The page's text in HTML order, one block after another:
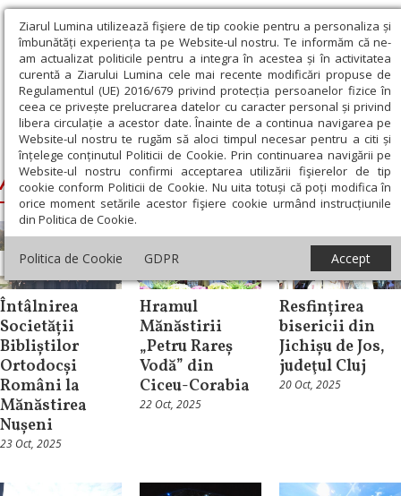
Ziarul Lumina utilizează fişiere de tip cookie pentru a personaliza și
îmbunătăți experiența ta pe Website-ul nostru. Te informăm că ne-
am actualizat politicile pentru a integra în acestea și în activitatea
curentă a Ziarului Lumina cele mai recente modificări propuse de
Regulamentul (UE) 2016/679 privind protecția persoanelor fizice în
ceea ce privește prelucrarea datelor cu caracter personal și privind
libera circulație a acestor date. Înainte de a continua navigarea pe
Website-ul nostru te rugăm să aloci timpul necesar pentru a citi și
înțelege conținutul Politicii de Cookie. Prin continuarea navigării pe
Website-ul nostru confirmi acceptarea utilizării fişierelor de tip
cookie conform Politicii de Cookie. Nu uita totuși că poți modifica în
orice moment setările acestor fişiere cookie urmând instrucțiunile
din Politica de Cookie.
Politica de Cookie GDPR Accept
Ziarul Lumina › Andrei, Mitropolitul Clujului
Andrei, Mitropolitul Clujului
Știri
Întâlnirea
Societății
Bibliștilor
Ortodocși
Români la
Mănăstirea
Nușeni
23 Oct, 2025
Știri
Hramul
Mănăstirii
„Petru Rareș
Vodă” din
Ciceu-Corabia
22 Oct, 2025
Resfințirea
bisericii din
Jichișu de Jos,
judeţul Cluj
20 Oct, 2025